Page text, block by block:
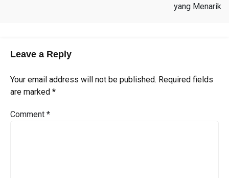
yang Menarik
Leave a Reply
Your email address will not be published. Required fields
are marked *
Comment *